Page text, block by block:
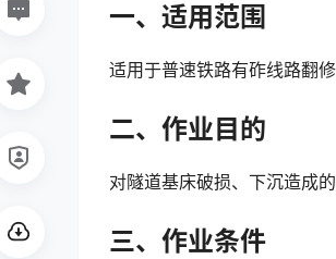
一、适用范围
适用于普速铁路有砟线路翻修
二、作业目的
对隧道基床破损、下沉造成
三、作业条件